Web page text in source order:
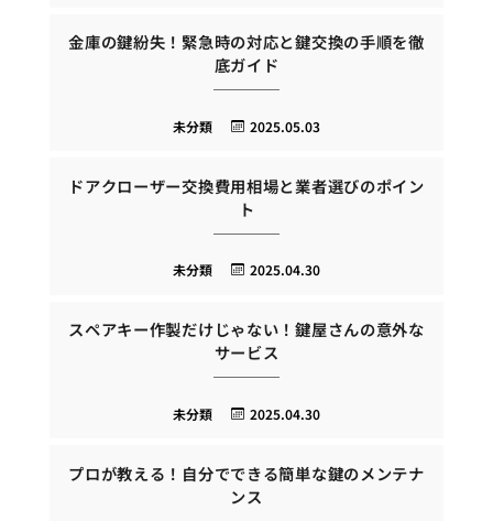
金庫の鍵紛失！緊急時の対応と鍵交換の手順を徹
底ガイド
2025.05.03
未分類
ドアクローザー交換費用相場と業者選びのポイン
ト
2025.04.30
未分類
スペアキー作製だけじゃない！鍵屋さんの意外な
サービス
2025.04.30
未分類
プロが教える！自分でできる簡単な鍵のメンテナ
ンス